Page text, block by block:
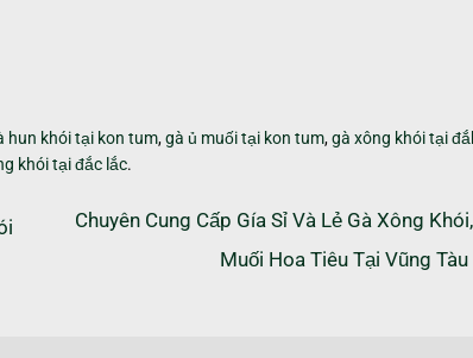
hun khói tại kon tum,gà ủ muối tại kon tum,gà xông khói tại
khói tại đắc lắc.
Chuyên Cung Cấp Gía Sỉ Và Lẻ Gà Xông
Muối Hoa Tiêu Tại Vũng Tàu